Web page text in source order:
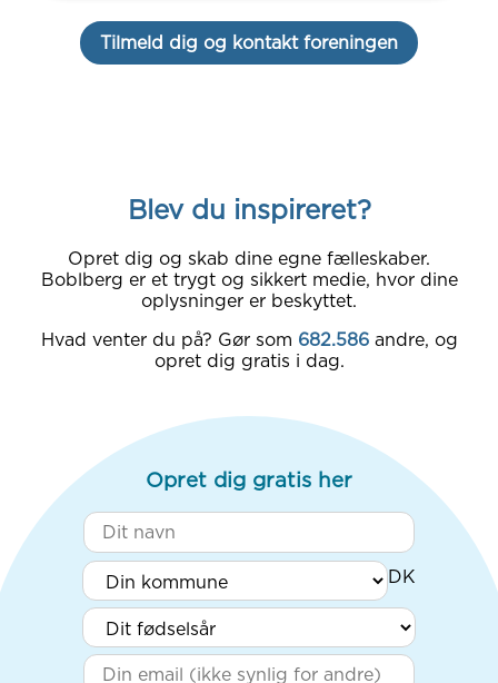
Tilmeld dig og kontakt foreningen
Blev du inspireret?
Opret dig og skab dine egne fælleskaber.
Boblberg er et trygt og sikkert medie, hvor dine
oplysninger er beskyttet.
Hvad venter du på? Gør som 682.586 andre, og
opret dig gratis i dag.
Opret dig gratis her